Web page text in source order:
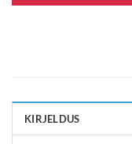
KIRJELDUS